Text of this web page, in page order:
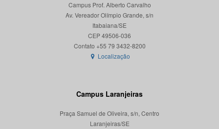
Campus Prof. Alberto Carvalho
Av. Vereador Olímpio Grande, s/n
Itabaiana/SE
CEP 49506-036
Localização
Campus Laranjeiras
Praça Samuel de Oliveira, s/n, Centro
Laranjeiras/SE